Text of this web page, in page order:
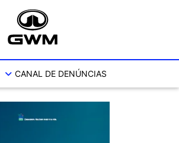
CANAL DE DENÚNCIAS